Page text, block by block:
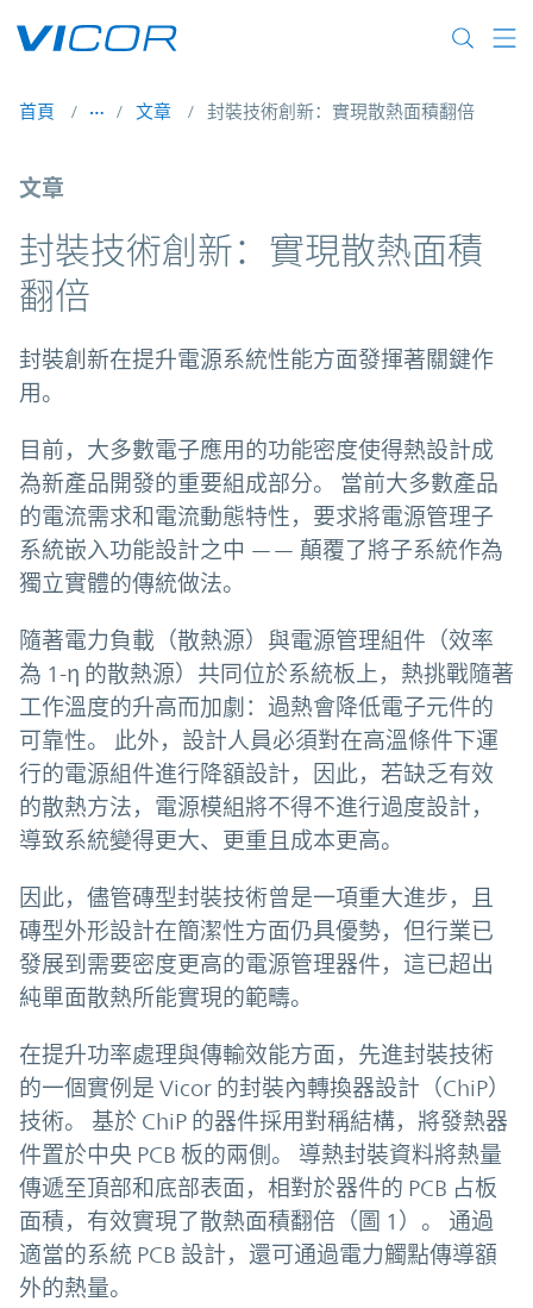
首頁 文章 封裝技術創新：實現散熱面積翻倍
文章
封裝技術創新：實現散熱面積
翻倍
封裝創新在提升電源系統性能方面發揮著關鍵作
用。
目前，大多數電子應用的功能密度使得熱設計成
為新產品開發的重要組成部分。 當前大多數產品
的電流需求和電流動態特性，要求將電源管理子
系統嵌入功能設計之中 —— 顛覆了將子系統作為
獨立實體的傳統做法。
隨著電力負載（散熱源）與電源管理組件（效率
為 1-η 的散熱源）共同位於系統板上，熱挑戰隨著
工作溫度的升高而加劇：過熱會降低電子元件的
可靠性。 此外，設計人員必須對在高溫條件下運
行的電源組件進行降額設計，因此，若缺乏有效
的散熱方法，電源模組將不得不進行過度設計，
導致系統變得更大、更重且成本更高。
因此，儘管磚型封裝技術曾是一項重大進步，且
磚型外形設計在簡潔性方面仍具優勢，但行業已
發展到需要密度更高的電源管理器件，這已超出
純單面散熱所能實現的範疇。
在提升功率處理與傳輸效能方面，先進封裝技術
的一個實例是 Vicor 的封裝內轉換器設計（ChiP）
技術。 基於 ChiP 的器件採用對稱結構，將發熱器
件置於中央 PCB 板的兩側。 導熱封裝資料將熱量
傳遞至頂部和底部表面，相對於器件的 PCB 占板
面積，有效實現了散熱面積翻倍（圖 1）。 通過
適當的系統 PCB 設計，還可通過電力觸點傳導額
外的熱量。